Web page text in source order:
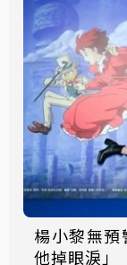
楊小黎無
他掉眼淚」